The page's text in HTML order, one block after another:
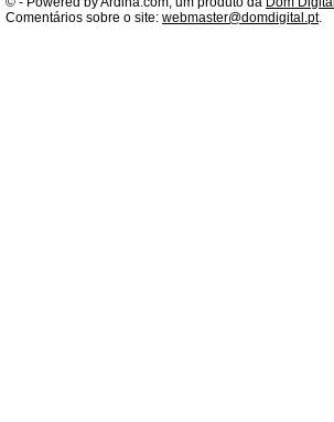
Comentários sobre o site: webmaster@domdigital.pt.